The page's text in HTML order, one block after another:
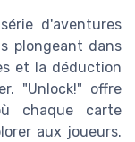
d'aventures
plongeant dans
et la déduction
"Unlock!" offre
chaque carte
aux joueurs.